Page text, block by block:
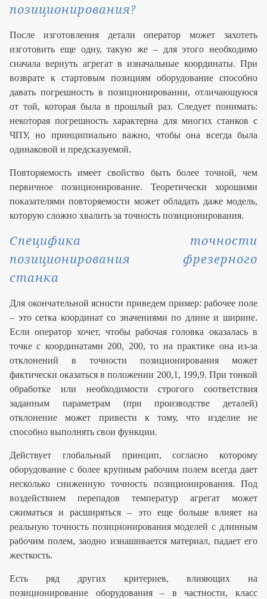
позиционирования?
После изготовления детали оператор может захотеть
изготовить еще одну, такую же – для этого необходимо
сначала вернуть агрегат в изначальные координаты. При
возврате к стартовым позициям оборудование способно
давать погрешность в позиционировании, отличающуюся
от той, которая была в прошлый раз. Следует понимать:
некоторая погрешность характерна для многих станков с
ЧПУ, но принципиально важно, чтобы она всегда была
одинаковой и предсказуемой.
Повторяемость имеет свойство быть более точной, чем
первичное позиционирование. Теоретически хорошими
показателями повторяемости может обладать даже модель,
которую сложно хвалить за точность позиционирования.
Специфика точности
позиционирования фрезерного
станка
Для окончательной ясности приведем пример: рабочее поле
– это сетка координат со значениями по длине и ширине.
Если оператор хочет, чтобы рабочая головка оказалась в
точке с координатами 200, 200, то на практике она из-за
отклонений в точности позиционирования может
фактически оказаться в положении 200,1, 199,9. При тонкой
обработке или необходимости строгого соответствия
заданным параметрам (при производстве деталей)
отклонение может привести к тому, что изделие не
способно выполнять свои функции.
Действует глобальный принцип, согласно которому
оборудование с более крупным рабочим полем всегда дает
несколько сниженную точность позиционирования. Под
воздействием перепадов температур агрегат может
сжиматься и расширяться – это еще больше влияет на
реальную точность позиционирования моделей с длинным
рабочим полем, заодно изнашивается материал, падает его
жесткость.
Есть ряд других критериев, влияющих на
позиционирование оборудования – в частности, класс